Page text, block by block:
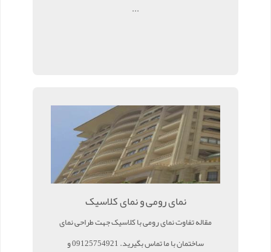
...
نمای رومی و نمای کلاسیک
مقاله تفاوت نمای رومی با کلاسیک جهت طراحی نمای
ساختمان با ما تماس بگیرید. 09125754921 و